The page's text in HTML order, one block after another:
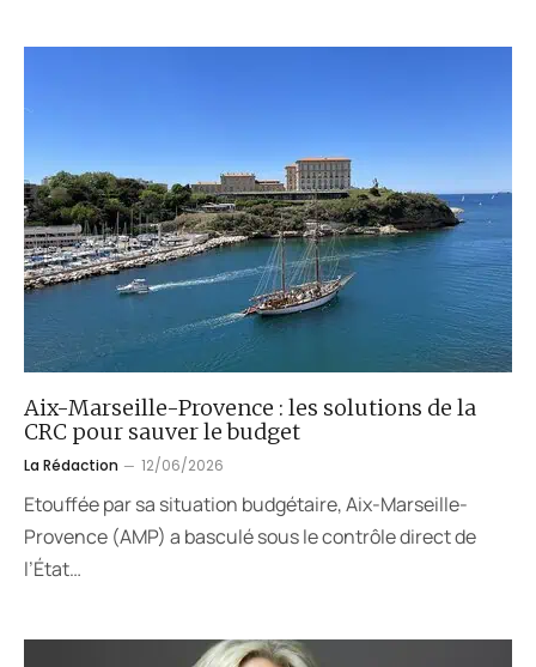
Aix-Marseille-Provence : les solutions de la
CRC pour sauver le budget
La Rédaction 12/06/2026
Etouffée par sa situation budgétaire, Aix-Marseille-
Provence (AMP) a basculé sous le contrôle direct de
l’État…